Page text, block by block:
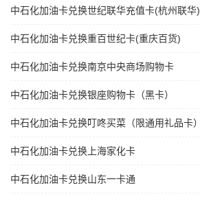
中石化加油卡兑换世纪联华充值卡(杭州联华)
中石化加油卡兑换重百世纪卡(重庆百货)
中石化加油卡兑换南京中央商场购物卡
中石化加油卡兑换银座购物卡（黑卡）
中石化加油卡兑换叮咚买菜（限通用礼品卡）
中石化加油卡兑换上海家化卡
中石化加油卡兑换山东一卡通